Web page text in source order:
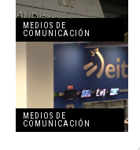
MEDIOS DE
COMUNICACIÓN
MEDIOS DE
COMUNICACIÓN